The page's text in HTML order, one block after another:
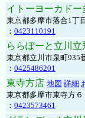
イトーヨーカド
東京都多摩市落合1丁
： 0423110191
ららぽーと立川立
東京都立川市泉町
： 0425486201
東寺方店 地図 詳細
東京都多摩市東寺方
： 0423573461